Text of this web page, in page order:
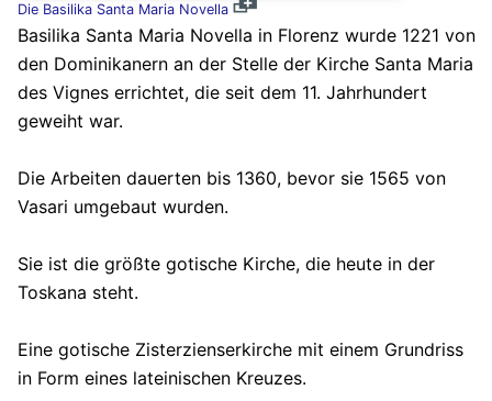
Die Basilika Santa Maria Novella
Basilika Santa Maria Novella in Florenz wurde 1221 von
den Dominikanern an der Stelle der Kirche Santa Maria
des Vignes errichtet, die seit dem 11. Jahrhundert
geweiht war.
Die Arbeiten dauerten bis 1360, bevor sie 1565 von
Vasari umgebaut wurden.
Sie ist die größte gotische Kirche, die heute in der
Toskana steht.
Eine gotische Zisterzienserkirche mit einem Grundriss
in Form eines lateinischen Kreuzes.